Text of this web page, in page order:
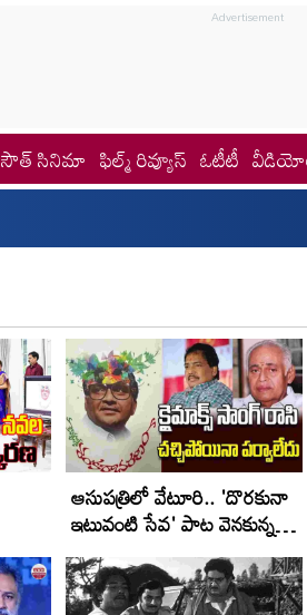
సౌత్ సినిమా ఫిల్మ్ రివ్యూస్ ఓటీటీ
ఆసుపత్రిలో వేటూరి.. 'దొరకునా
ఇటువంటి సేవ' పాట వెనకున్న
కథ